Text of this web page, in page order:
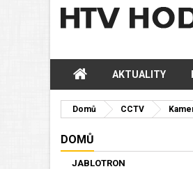
AKTUALITY
Domů CCTV
DOMŮ
JABLOTRON